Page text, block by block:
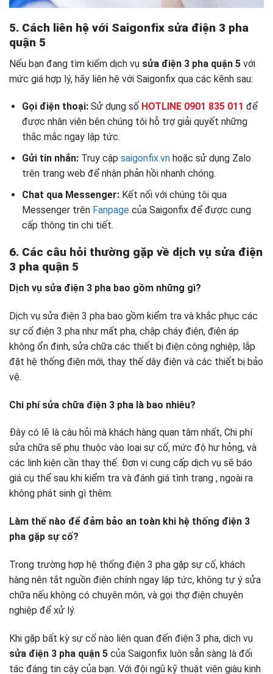
5. Cách liên hệ với Saigonfix sửa điện 3 pha
quận 5
Nếu bạn đang tìm kiếm dịch vụ sửa điện 3 pha quận 5 với
mức giá hợp lý, hãy liên hệ với Saigonfix qua các kênh sau:
Gọi điện thoại:Sử dụng số HOTLINE 0901 835 011 để
được nhân viên bên chúng tôi hỗ trợ giải quyết những
thắc mắc ngay lập tức.
Gửi tin nhắn:Truy cập saigonfix.vnhoặc sử dụng Zalo
trên trang web để nhận phản hồi nhanh chóng.
Chat qua Messenger:Kết nối với chúng tôi qua
Messenger trên Fanpagecủa Saigonfix để được cung
cấp thông tin chi tiết.
6. Các câu hỏi thường gặp về dịch vụ sửa điện
3 pha quận 5
Dịch vụ sửa điện 3 pha bao gồm những gì?
Dịch vụ sửa điện 3 pha bao gồm kiểm tra và khắc phục các
sự cố điện 3 pha như mất pha, chập cháy điện, điện áp
không ổn định, sửa chữa các thiết bị điện công nghiệp, lắp
đặt hệ thống điện mới, thay thế dây điện và các thiết bị bảo
vệ.
Chi phí sửa chữa điện 3 pha là bao nhiêu?
Đây có lẽ là câu hỏi mà khách hàng quan tâm nhất, Chi phí
sửa chữa sẽ phụ thuộc vào loại sự cố, mức độ hư hỏng, và
các linh kiện cần thay thế. Đơn vị cung cấp dịch vụ sẽ báo
giá cụ thể sau khi kiểm tra và đánh giá tình trạng , ngoài ra
không phát sinh gì thêm.
Làm thế nào để đảm bảo an toàn khi hệ thống điện 3
pha gặp sự cố?
Trong trường hợp hệ thống điện 3 pha gặp sự cố, khách
hàng nên tắt nguồn điện chính ngay lập tức, không tự ý sửa
chữa nếu không có chuyên môn, và gọi thợ điện chuyên
nghiệp để xử lý.
Khi gặp bất kỳ sự cố nào liên quan đến điện 3 pha, dịch vụ
sửa điện 3 pha quận 5 của Saigonfix luôn sẵn sàng là đối
tác đáng tin cậy của bạn. Với đội ngũ kỹ thuật viên giàu kinh